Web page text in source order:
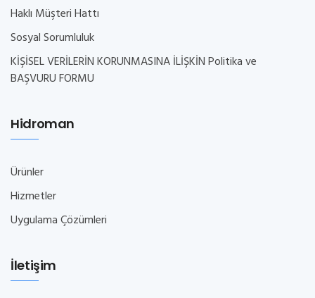
Haklı Müşteri Hattı
Sosyal Sorumluluk
KİŞİSEL VERİLERİN KORUNMASINA İLİŞKİN Politika ve
BAŞVURU FORMU
Hidroman
Ürünler
Hizmetler
Uygulama Çözümleri
İletişim